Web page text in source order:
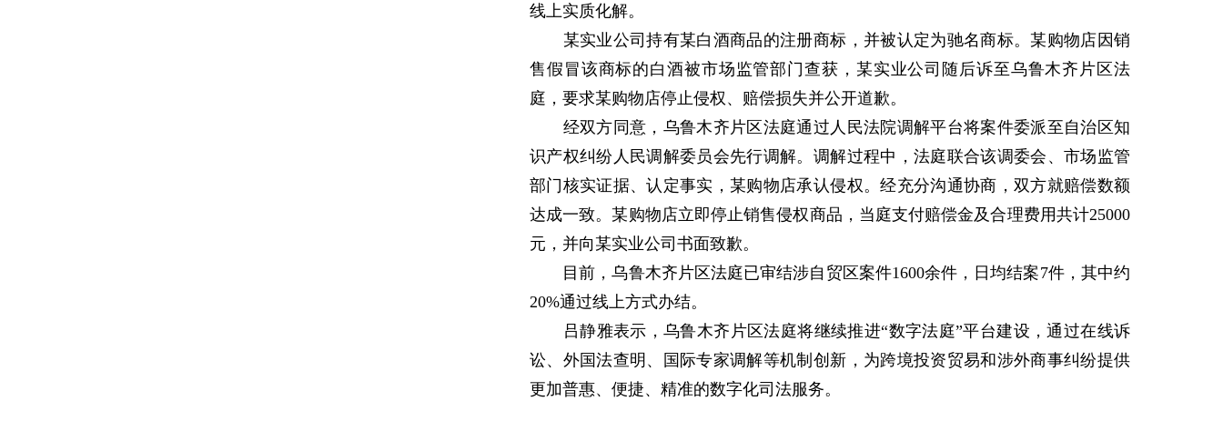
线上实质化解。
某实业公司持有某白酒商品的注册商标，并被认定为驰名商标。某购物店因销
售假冒该商标的白酒被市场监管部门查获，某实业公司随后诉至乌鲁木齐片区法
庭，要求某购物店停止侵权、赔偿损失并公开道歉。
经双方同意，乌鲁木齐片区法庭通过人民法院调解平台将案件委派至自治区知
识产权纠纷人民调解委员会先行调解。调解过程中，法庭联合该调委会、市场监管
部门核实证据、认定事实，某购物店承认侵权。经充分沟通协商，双方就赔偿数额
达成一致。某购物店立即停止销售侵权商品，当庭支付赔偿金及合理费用共计25000
元，并向某实业公司书面致歉。
目前，乌鲁木齐片区法庭已审结涉自贸区案件1600余件，日均结案7件，其中约
20%通过线上方式办结。
吕静雅表示，乌鲁木齐片区法庭将继续推进“数字法庭”平台建设，通过在线诉
讼、外国法查明、国际专家调解等机制创新，为跨境投资贸易和涉外商事纠纷提供
更加普惠、便捷、精准的数字化司法服务。